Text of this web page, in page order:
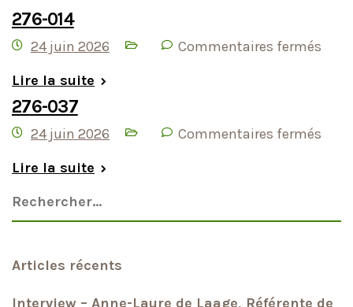
276-014
24 juin 2026
Commentaires fermés
Lire la suite
276-037
24 juin 2026
Commentaires fermés
Lire la suite
Articles récents
Interview – Anne-Laure de Laage, Référente de